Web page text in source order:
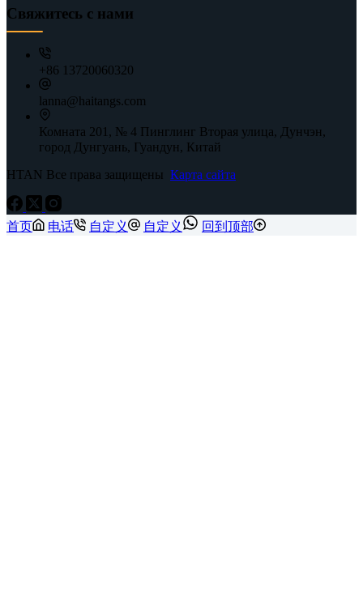
Свяжитесь с нами
+86 13720060320
lanna@haitangs.com
Комната 201, № 4 Пинглинг Вторая улица, Дунчэн,
город Дунгуань, Гуандун, Китай
HTAN Все права защищены Карта сайта
首页 电话 自定义 自定义 回到顶部